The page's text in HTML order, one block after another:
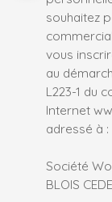
souhaitez
vous
au
L223-1 du
Internet
adressé à :
Société
BLOIS